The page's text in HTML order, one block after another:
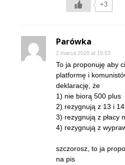
+3
Parówka
2 marca 2020 at 15:53
To ja proponuję aby
platformę i
deklarację, że
1) nie biorą 500 plus
2) rezygnują z 13 i
3) rezygnują z płacy
4) rezygnują z
szczorosz, to ja
na pis